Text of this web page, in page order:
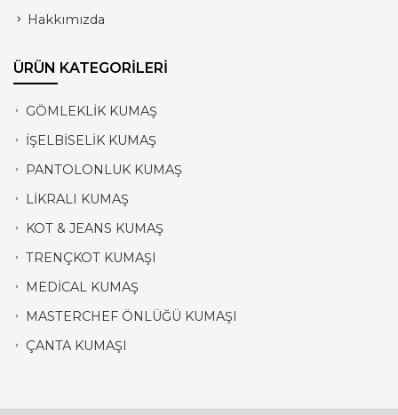
Hakkımızda
ÜRÜN KATEGORİLERİ
GÖMLEKLİK KUMAŞ
İŞELBİSELİK KUMAŞ
PANTOLONLUK KUMAŞ
LİKRALI KUMAŞ
KOT & JEANS KUMAŞ
TRENÇKOT KUMAŞI
MEDİCAL KUMAŞ
MASTERCHEF ÖNLÜĞÜ KUMAŞI
ÇANTA KUMAŞI